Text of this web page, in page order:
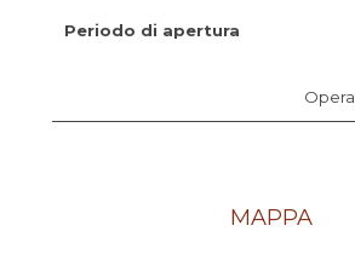
Periodo di apertura
MAPPA